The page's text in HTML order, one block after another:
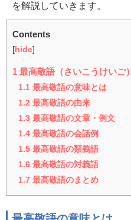
を解説していきます。
Contents
[ hide]
1 最高敬語（さいこうけいご）
1.1 最高敬語の意味とは
1.2 最高敬語の由来
1.3 最高敬語の文章・例文
1.4 最高敬語の会話例
1.5 最高敬語の類義語
1.6 最高敬語の対義語
1.7 最高敬語のまとめ